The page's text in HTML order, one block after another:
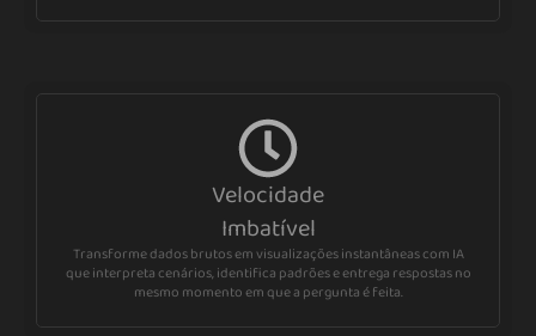
Velocidade
Imbatível
Transforme dados brutos em visualizações instantâneas com IA
que interpreta cenários, identifica padrões e entrega respostas no
mesmo momento em que a pergunta é feita.